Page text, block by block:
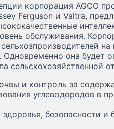
корпорация AGCO
Ferguson и Valtra,
обслуживания.
на
Одновременно она будет
сельскохозяйственной
и контроль за
углеводородов в
безопасности и